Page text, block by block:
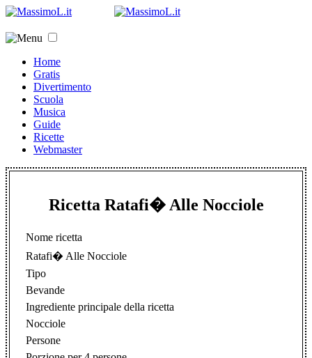
Home
Gratis
Divertimento
Scuola
Musica
Guide
Ricette
Webmaster
Ricetta Ratafi� Alle Nocciole
Nome ricetta
Ratafi� Alle Nocciole
Tipo
Bevande
Ingrediente principale della ricetta
Nocciole
Persone